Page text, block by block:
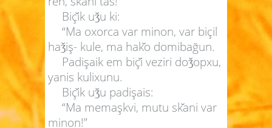
Biçik uǯu ki:
“Ma oxorca var minon, var biçil
haǯiş- kule, ma hako domibağun.
Padişaik em biçi veziri doǯopxu,
yanis kulixunu.
Biçik uǯu padişais:
“Ma memaşkvi, mutu skani var
minon!”